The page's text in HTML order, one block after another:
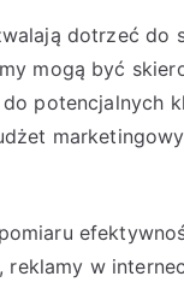
dotrzeć
mogą być
potencjalnych
w